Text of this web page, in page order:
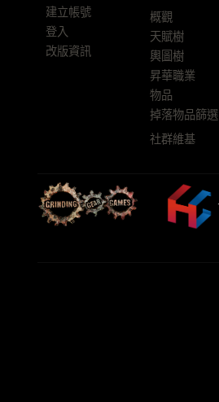
建立帳號
登入
改版資訊
概觀
天賦樹
輿圖樹
昇華職業
物品
掉落物品篩選
社群維基